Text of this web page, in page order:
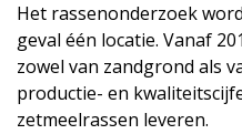
Het rassenonderzoek
geval één locatie. Vanaf
zowel van zandgrond als
productie- en
zetmeelrassen leveren.